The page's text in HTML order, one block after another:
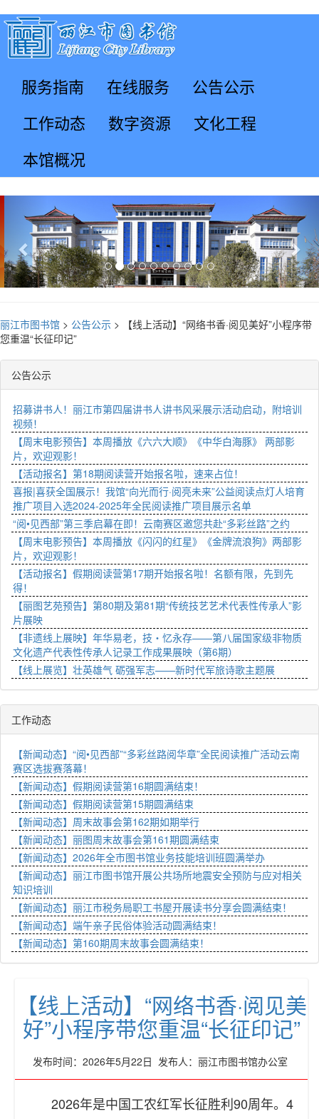
服务指南 在线服务
公告公示
工作动态
数字资源
文化工程
本馆概况
Previous
丽江市图书馆 > 公告公示 >
【线上活动】“网络书香·阅见美好”小程序带
您重温“长征印记”
公告公示
招募讲书人！丽江市第四届讲书人讲书风采展示活动启动，附培训
视频！
【周末电影预告】本周播放《六六大顺》《中华白海豚》 两部影
片，欢迎观影！
【活动报名】第18期阅读营开始报名啦，速来占位！
喜报|喜获全国展示！我馆“向光而行·阅亮未来”公益阅读点灯人培育
推广项目入选2024-2025年全民阅读推广项目展示名单
“阅•见西部”第三季启幕在即！云南赛区邀您共赴“多彩丝路”之约
【周末电影预告】本周播放《闪闪的红星》《金牌流浪狗》两部影
片，欢迎观影！
【活动报名】假期阅读营第17期开始报名啦！名额有限，先到先
得！
【丽图艺苑预告】第80期及第81期“传统技艺艺术代表性传承人”影
片展映
【非遗线上展映】年华易老，技・忆永存——第八届国家级非物质
文化遗产代表性传承人记录工作成果展映（第6期）
【线上展览】壮英雄气 砺强军志——新时代军旅诗歌主题展
工作动态
【新闻动态】“阅•见西部”“多彩丝路阅华章”全民阅读推广活动云南
赛区选拔赛落幕！
【新闻动态】假期阅读营第16期圆满结束！
【新闻动态】假期阅读营第15期圆满结束
【新闻动态】周末故事会第162期如期举行
【新闻动态】丽图周末故事会第161期圆满结束
【新闻动态】2026年全市图书馆业务技能培训班圆满举办
【新闻动态】丽江市图书馆开展公共场所地震安全预防与应对相关
知识培训
【新闻动态】丽江市税务局职工书屋开展读书分享会圆满结束！
【新闻动态】端午亲子民俗体验活动圆满结束！
【新闻动态】第160期周末故事会圆满结束！
【线上活动】“网络书香·阅见美
好”小程序带您重温“长征印记”
发布时间：2026年5月22日 发布人：丽江市图书馆办公室
2026年是中国工农红军长征胜利90周年。4